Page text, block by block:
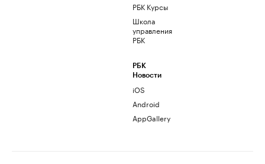
РБК Курсы
Школа
управления
РБК
РБК
Новости
iOS
Android
AppGallery